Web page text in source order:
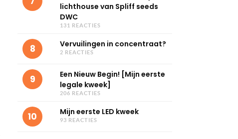
lichthouse van Spliff seeds
DWC
131 REACTIES
8 Vervuilingen in concentraat?
2 REACTIES
9
Een Nieuw Begin! [Mijn eerste
legale kweek]
206 REACTIES
10 Mijn eerste LED kweek
93 REACTIES